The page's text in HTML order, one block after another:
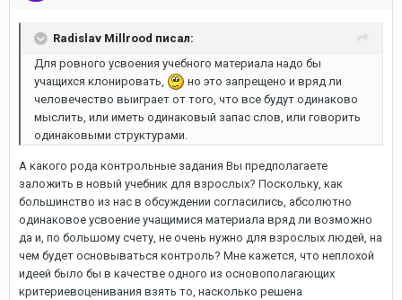
Radislav Millrood писал:
Для ровного усвоения учебного материала надо бы
учащихся клонировать,
но это запрещено и вряд ли
человечество выиграет от того, что все будут одинаково
мыслить, или иметь одинаковый запас слов, или говорить
одинаковыми структурами.
А какого рода контрольные задания Вы предполагаете
заложить в новый учебник для взрослых? Поскольку, как
большинство из нас в обсуждении согласились, абсолютно
одинаковое усвоение учащимися материала вряд ли возможно
да и, по большому счету, не очень нужно для взрослых людей, на
чем будет основываться контроль? Мне кажется, что неплохой
идеей было бы в качестве одного из основополагающих
критериевоценивания взять то, насколько решена